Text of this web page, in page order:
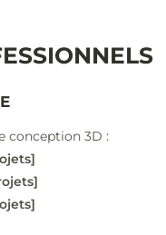
conception 3D :